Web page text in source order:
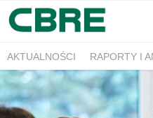
AKTUALNOŚCI RAPORTY I